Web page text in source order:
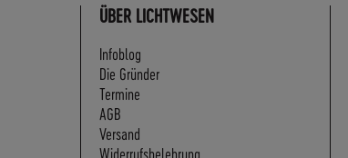
ÜBER LICHTWESEN
Infoblog
Die Gründer
Termine
AGB
Versand
Widerrufsbelehrung